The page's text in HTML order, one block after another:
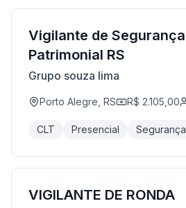
Vigilante de Segurança
Patrimonial RS
Grupo souza lima
Porto Alegre, RS R$ 2.105,00
CLT Presencial Segurança
VIGILANTE DE RONDA